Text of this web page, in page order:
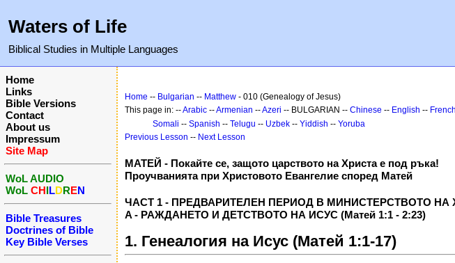
Waters of Life
Biblical Studies in Multiple Languages
Home
Links
Bible Versions
Contact
About us
Impressum
Site Map
WoL AUDIO
WoL CHILDREN
Bible Treasures
Doctrines of Bible
Key Bible Verses
Home -- Bulgarian -- Matthew - 010 (Genealogy of Jesus)
This page in: --Arabic --Armenian --Azeri -- BULGARIAN -- Chinese -- English -- French
Somali -- Spanish -- Telugu -- Uzbek -- Yiddish -- Yoruba
Previous Lesson -- Next Lesson
МАТЕЙ - Покайте се, защото царството на Христа е под ръка!
Проучванията при Христовото Евангелие според Матей
ЧАСТ 1 - ПРЕДВАРИТЕЛЕН ПЕРИОД В МИНИСТЕРСТВОТО НА
A - РАЖДАНЕТО И ДЕТСТВОТО НА ИСУС (Матей 1:1 - 2:23)
1. Генеалогия на Исус (Матей 1:1-17)